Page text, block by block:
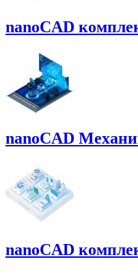
nanoCAD
nanoCAD
nanoCAD